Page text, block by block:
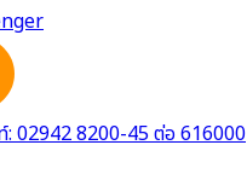
: 02942 8200-45 ต่อ 616000